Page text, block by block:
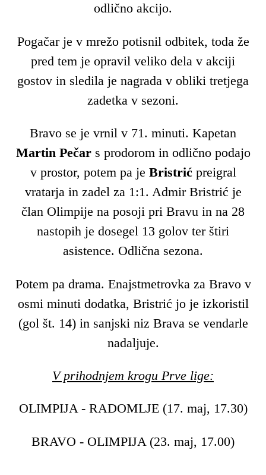
odlično akcijo.
Pogačar je v mrežo potisnil odbitek, toda že
pred tem je opravil veliko dela v akciji
gostov in sledila je nagrada v obliki tretjega
zadetka v sezoni.
Bravo se je vrnil v 71. minuti. Kapetan
Martin Pečars prodorom in odlično podajo
v prostor, potem pa je Bristrićpreigral
vratarja in zadel za 1:1. Admir Bristrić je
član Olimpije na posoji pri Bravu in na 28
nastopih je dosegel 13 golov ter štiri
asistence. Odlična sezona.
Potem pa drama. Enajstmetrovka za Bravo v
osmi minuti dodatka, Bristrić jo je izkoristil
(gol št. 14) in sanjski niz Brava se vendarle
nadaljuje.
V prihodnjem krogu Prve lige:
OLIMPIJA - RADOMLJE (17. maj, 17.30)
BRAVO - OLIMPIJA (23. maj, 17.00)